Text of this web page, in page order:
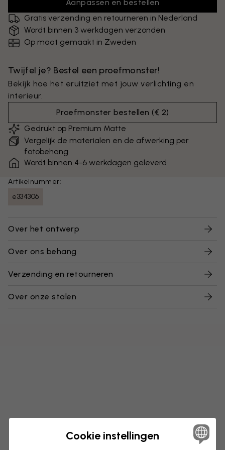
Aanpassen en bestellen
Gratis verzending en retourneren in Nederland
Wordt binnen 3 werkdagen verzonden
Op maat gemaakt in Zweden
Twijfel je? Bestel een proefmonster!
Bekijk hoe het eruitziet met jouw verlichting en
interieur.
Proefmonster bestellen (€ 2)
Gedrukt op Premium Matte
Vergelijk de materialen en de afwerking per
fotobehang
Wordt binnen 4-6 werkdagen geleverd
Artikelnummer:
e334306
Over het ontwerp
Over ons behang
Verzending en retourneren
Over onze stalen
Cookie instellingen